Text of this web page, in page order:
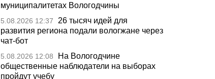
муниципалитетах Вологодчины
5.08.2026 12:37
26 тысяч идей для
развития региона подали вологжане через
чат-бот
5.08.2026 12:08
На Вологодчине
общественные наблюдатели на выборах
пройдут учебу